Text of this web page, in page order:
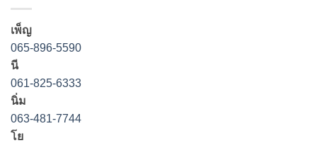
เพ็ญ
065-896-5590
นี
061-825-6333
นิ่ม
063-481-7744
โย